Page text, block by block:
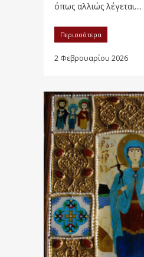
όπως αλλιώς λέγεται....
Περισσότερα
2 Φεβρουαρίου 2026